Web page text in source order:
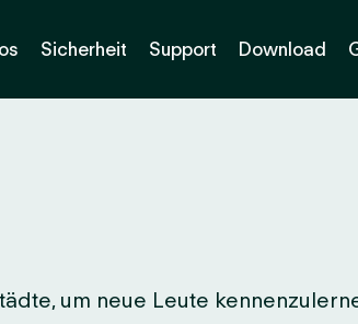
Sicherheit Support Download
um neue Leute